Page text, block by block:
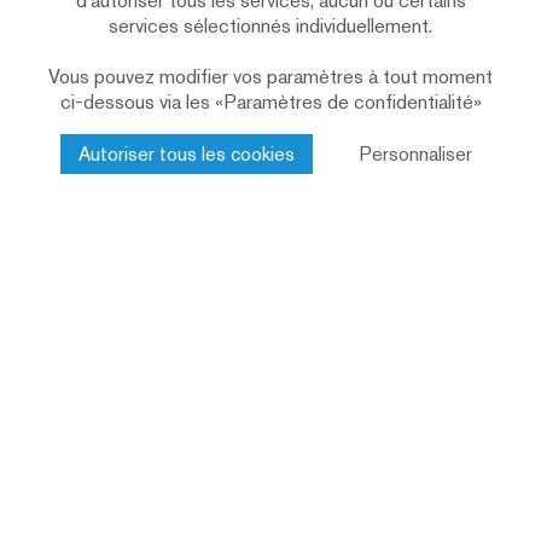
bruts de sciage
scolaire, bureau, entrepôt
Renggli SA
services sélectionnés individuellement.
Vous pouvez modifier vos paramètres à tout moment
ci-dessous via les «Paramètres de confidentialité»
Autoriser tous les cookies Personnaliser